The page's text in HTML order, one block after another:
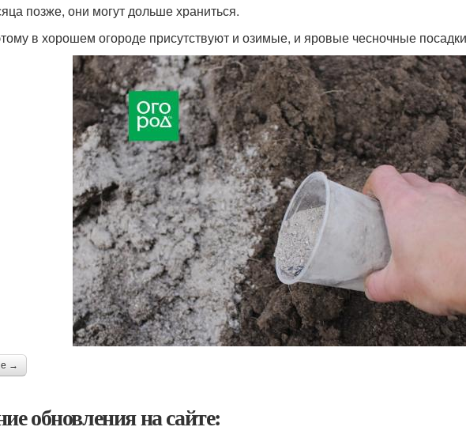
позже, они могут дольше храниться.
в хорошем огороде присутствуют и озимые, и яровые чесночные
→
обновления на сайте: